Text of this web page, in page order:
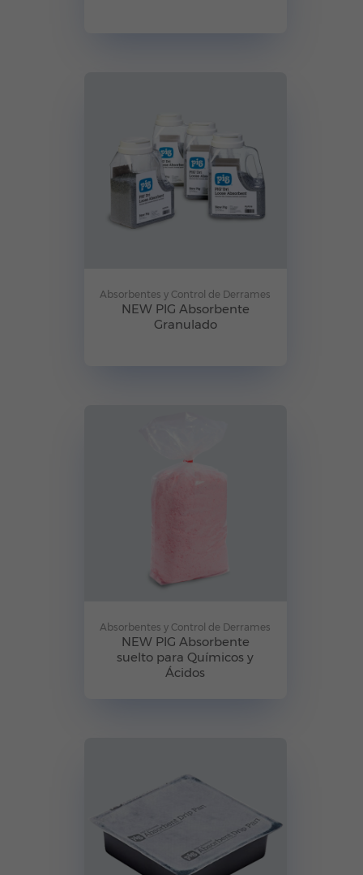
Absorbentes y Control de Derrames
NEW PIG Absorbente
Granulado
Absorbentes y Control de Derrames
NEW PIG Absorbente
suelto para Químicos y
Ácidos